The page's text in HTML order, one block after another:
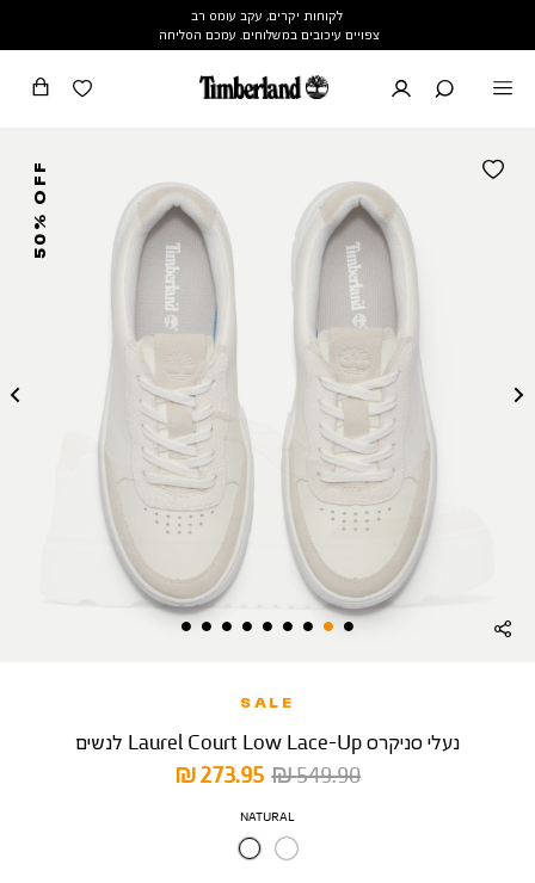
לקוחות יקרים, עקב עומס רב
צפויים עיכובים במשלוחים. עמכם הסליחה
50% OFF
SALE
נעלי סניקרס Laurel Court Low Lace-Up לנשים
מחיר
מוצר
273.95 ₪
מחיר
549.90 ₪
צבע
NATURAL